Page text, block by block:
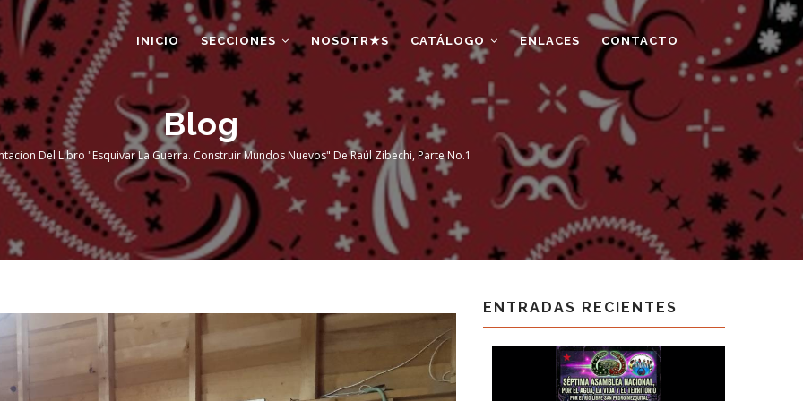
INICIO SECCIONES NOSOTR★S CATÁLOGO ENLACES CONTACTO
Blog
Del Libro "Esquivar La Guerra. Construir Mundos Nuevos" De Raúl Zibechi, Parte No.1
ENTRADAS RECIENTES